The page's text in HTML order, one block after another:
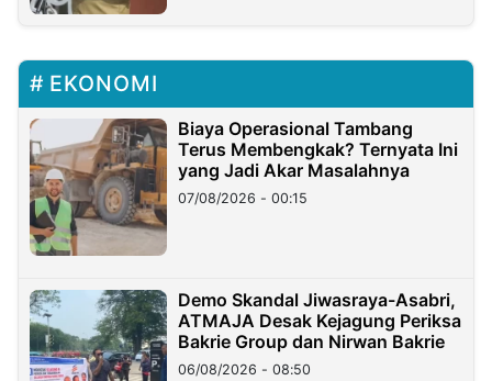
EKONOMI
Biaya Operasional Tambang
Terus Membengkak? Ternyata Ini
yang Jadi Akar Masalahnya
07/08/2026 - 00:15
Demo Skandal Jiwasraya-Asabri,
ATMAJA Desak Kejagung Periksa
Bakrie Group dan Nirwan Bakrie
06/08/2026 - 08:50